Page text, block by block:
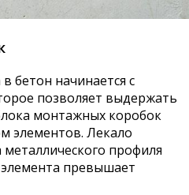
бетон начинается с
позволяет выдержать
монтажных коробок
элементов. Лекало
металлического профиля
превышает